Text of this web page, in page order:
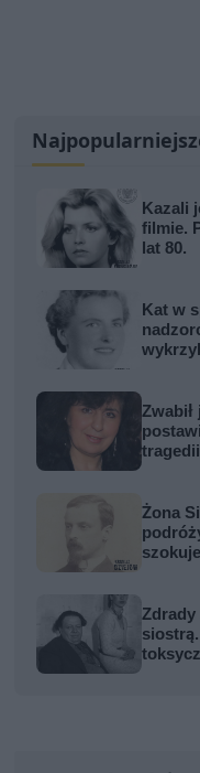
Kazali
filmie.
lat 80.
Kat w
Żona
szokuje
Zdrady